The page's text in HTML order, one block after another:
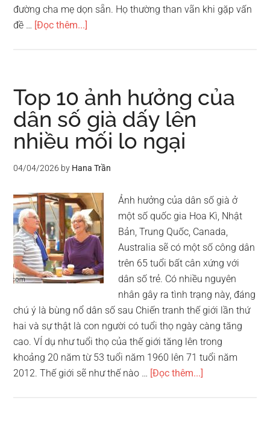
đường cha mẹ dọn sẵn. Họ thường than vãn khi gặp vấn
đề … [Đọc thêm...]
tật
xấu
của
thanh
niên
hiện
Top 10 ảnh hưởng của
dân số già dấy lên
nhiều mối lo ngại
04/04/2026 by Hana Trần
Ảnh hưởng của dân số già ở
một số quốc gia Hoa Kì, Nhật
Bản, Trung Quốc, Canada,
Australia sẽ có một số công dân
trên 65 tuổi bất cân xứng với
dân số trẻ. Có nhiều nguyên
nhân gây ra tình trạng này, đáng
chú ý là bùng nổ dân số sau Chiến tranh thế giới lần thứ
hai và sự thật là con người có tuổi thọ ngày càng tăng
cao. VÍ dụ như tuổi thọ của thế giới tăng lên trong
khoảng 20 năm từ 53 tuổi năm 1960 lên 71 tuổi năm
2012. Thế giới sẽ như thế nào … [Đọc thêm...]